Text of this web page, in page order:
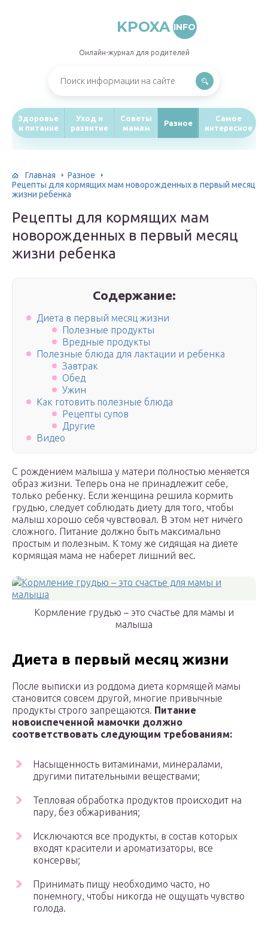
KPOXA INFO
Онлайн-журнал для родителей
Здоровье
и питание
Уход и
развитие
Советы
мамам
Разное
Самое
интересное
Главная
Разное
Рецепты для кормящих мам новорожденных в первый месяц
жизни ребенка
Рецепты для кормящих мам
новорожденных в первый месяц
жизни ребенка
Содержание:
Диета в первый месяц жизни
Полезные продукты
Вредные продукты
Полезные блюда для лактации и ребенка
Завтрак
Обед
Ужин
Как готовить полезные блюда
Рецепты супов
Другие
Видео
С рождением малыша у матери полностью меняется
образ жизни. Теперь она не принадлежит себе,
только ребенку. Если женщина решила кормить
грудью, следует соблюдать диету для того, чтобы
малыш хорошо себя чувствовал. В этом нет ничего
сложного. Питание должно быть максимально
простым и полезным. К тому же сидящая на диете
кормящая мама не наберет лишний вес.
Кормление грудью – это счастье для мамы и
малыша
Диета в первый месяц жизни
После выписки из роддома диета кормящей мамы
становится совсем другой, многие привычные
продукты строго запрещаются. Питание
новоиспеченной мамочки должно
соответствовать следующим требованиям:
Насыщенность витаминами, минералами,
другими питательными веществами;
Тепловая обработка продуктов происходит на
пару, без обжаривания;
Исключаются все продукты, в состав которых
входят красители и ароматизаторы, все
консервы;
Принимать пищу необходимо часто, но
понемногу, чтобы никогда не ощущать чувство
голода.